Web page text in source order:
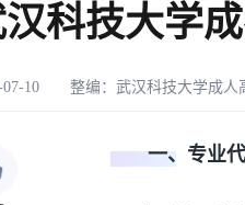
科技大学
07-10 整编： 武汉科技大学成人
一、专业代